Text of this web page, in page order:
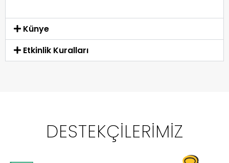
Künye
Etkinlik Kuralları
DESTEKÇILERIMIZ